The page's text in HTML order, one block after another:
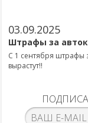
03.09.2025
Штрафы за
С 1 сентября штрафы
вырастут!!